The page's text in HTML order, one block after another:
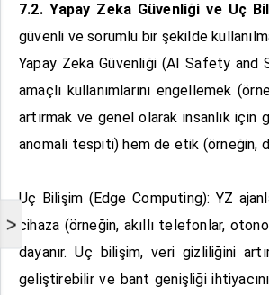
>
7.2. Yapay Zeka Güvenliği ve Uç
güvenli ve sorumlu bir şekilde
Yapay Zeka Güvenliği (AI Safety and
amaçlı kullanımlarını engellemek
artırmak ve genel olarak insanlık için
anomali tespiti) hem de etik (örneğin,
Uç Bilişim (Edge Computing): YZ
cihaza (örneğin, akıllı telefonlar,
dayanır. Uç bilişim, veri gizliliğini
geliştirebilir ve bant genişliği